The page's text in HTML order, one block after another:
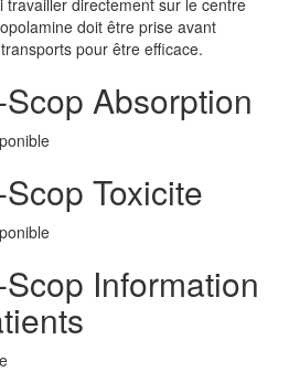
travailler directement sur le centre
doit être prise avant
pour être efficace.
Absorption
Toxicite
Information